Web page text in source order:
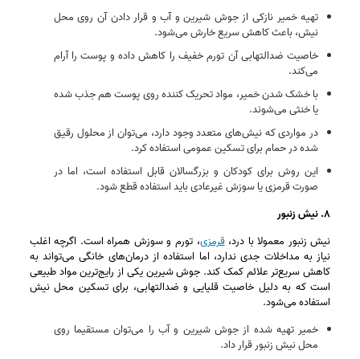
تهیه خمیر نازکی از جوش شیرین و آب و قرار دادن آن روی محل
نیش، باعث کاهش سریع خارش می‌شود.
خاصیت ضدالتهابی آن تورم خفیف را کاهش داده و پوست را آرام
می‌کند.
با خشک شدن خمیر، مواد تحریک‌ کننده روی پوست هم جذب شده
یا خنثی می‌شوند.
در مواردی که نیش‌های متعدد وجود دارد، می‌توان از محلول رقیق‌
شده در حمام برای تسکین عمومی استفاده کرد.
این روش برای کودکان و بزرگسالان قابل استفاده است، اما در
صورت قرمزی یا سوزش غیرعادی باید استفاده قطع شود.
۸. نیش زنبور
نیش زنبور معمولا با درد،قرمزی، تورم و سوزش همراه است. اگرچه اغلب
نیاز به مداخلات جدی ندارد، اما استفاده از درمان‌های خانگی می‌تواند به
کاهش سریع‌تر علائم کمک کند. جوش شیرین یکی از رایج‌ترین مواد طبیعی
است که به دلیل خاصیت قلیایی و ضدالتهابی، برای تسکین محل نیش
استفاده می‌شود.
خمیر تهیه‌ شده از جوش شیرین و آب را می‌توان مستقیما روی
محل نیش زنبور قرار داد.